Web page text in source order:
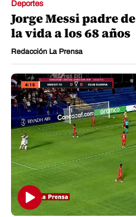
Deportes
Jorge Messi padre
la vida a los 68 años
Redacción La Prensa